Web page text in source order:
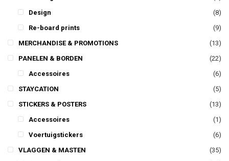
Design
(8)
Re-board prints
(9)
MERCHANDISE & PROMOTIONS
(13)
PANELEN & BORDEN
(22)
Accessoires
(6)
STAYCATION
(5)
STICKERS & POSTERS
(13)
Accessoires
(1)
Voertuigstickers
(6)
VLAGGEN & MASTEN
(35)